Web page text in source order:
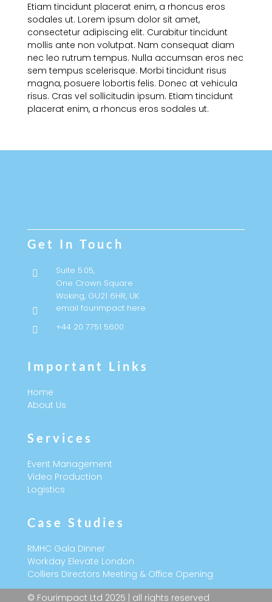
Etiam tincidunt placerat enim, a rhoncus eros
sodales ut. Lorem ipsum dolor sit amet,
consectetur adipiscing elit. Curabitur tincidunt
mollis ante non volutpat. Nam consequat diam
nec leo rutrum tempus. Nulla accumsan eros nec
sem tempus scelerisque. Morbi tincidunt risus
magna, posuere lobortis felis. Donec at vehicula
risus. Cras vel sollicitudin ipsum. Etiam tincidunt
placerat enim, a rhoncus eros sodales ut.
Get In Touch

Suite 5.05,
One Crown Square
Woking, GU21 6HR, UK
 email fourimpact here
 +44 20 7751 5600
Important Links
Home
About Us
Services
Event Management
Video Production
Logistics
Case Studies
RMHC Gala Dinner
Workday Elevate London
Colliers Directors Meeting & Office Opening
© Fourimpact Ltd 2025 | all rights reserved